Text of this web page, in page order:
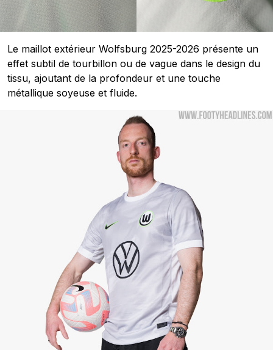
Le maillot extérieur Wolfsburg 2025-2026 présente un
effet subtil de tourbillon ou de vague dans le design du
tissu, ajoutant de la profondeur et une touche
métallique soyeuse et fluide.